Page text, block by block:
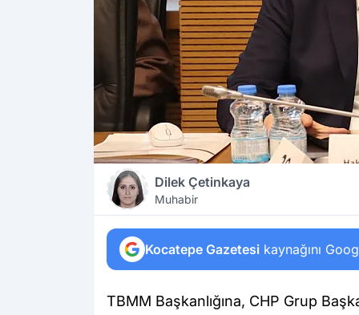
Dilek Çetinkaya
Muhabir
Kocatepe Gazetesi kaynağını
TBMM Başkanlığına, CHP Grup